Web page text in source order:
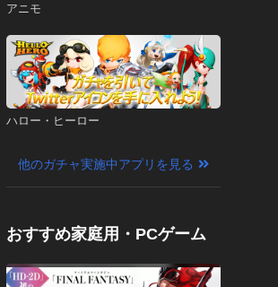
アニモ
ハロー・ヒーロー
他のガチャ実施中アプリを見る
おすすめ家庭用・PCゲーム